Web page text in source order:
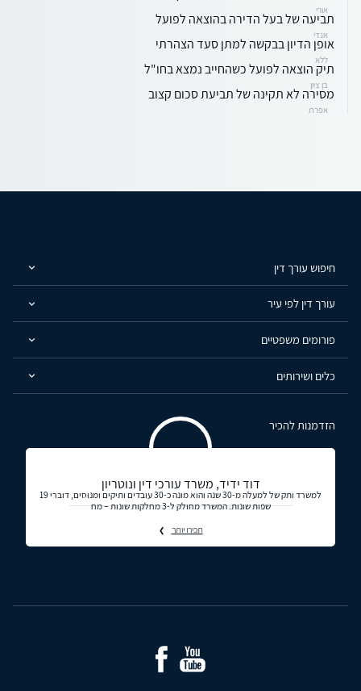
אורי
תביעה של בעל הדירה בהוצאה לפועל
אנדי
אופן הדיון בבקשה למתן סעד הצהרתי
ללא
תיק הוצאה לפועל כשהחייב נמצא בחו"ל
בן ציון
מסירה לא תקינה של תביעת סכום קצוב
אפרת
חיפוש עורך דין
עורך דין לפי עיר
פורומים משפטיים
כלים ושירותים
הזדמנות להכיר
דוד ידיד, משרד עורכי דין ונוטריון
למשרד ותק של למעלה מ-30 שנה והוא מונה כ-30 עובדים ותיקים ומנוסים, דוברי 19
שפות שונות. המשרד מחולק ל-3 מחלקות שונות – מח
תכירו יותר